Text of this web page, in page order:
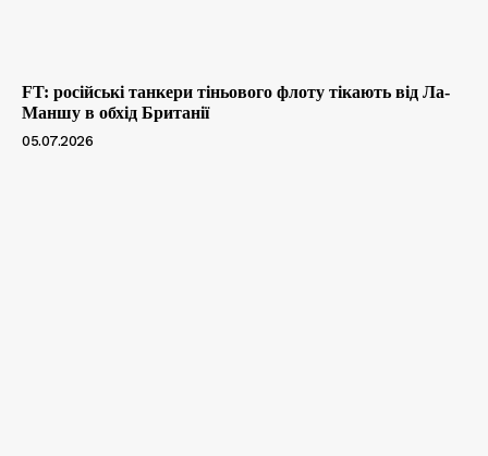
FT: російські танкери тіньового флоту тікають від Ла-
Маншу в обхід Британії
05.07.2026